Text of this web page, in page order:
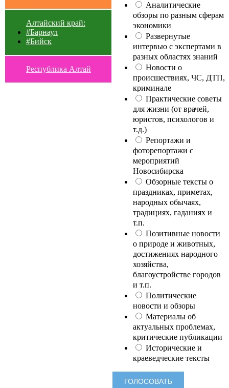
Алтайский край:
#Барнаул
#Бийск
Республика Алтай
Аналитические
обзоры по разным сферам
экономики
Развернутые
интервью с экспертами в
разных областях знаний
Новости о
происшествиях, ЧС, ДТП,
криминале
Практические советы
для жизни (от врачей,
юристов, психологов и
т.д.)
Репортажи и
фоторепортажи с
мероприятий
Новосибирска
Обзорные тексты о
праздниках, приметах,
народных обычаях,
традициях, гаданиях и
т.п.
Позитивные новости
о природе и животных,
достижениях народного
хозяйства,
благоустройстве городов
и т.п.
Политические
новости и обзоры
Материалы об
актуальных проблемах,
критические публикации
Исторические и
краеведческие тексты